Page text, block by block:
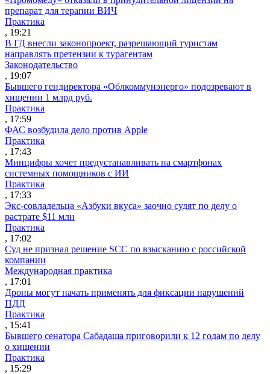
препарат для терапии ВИЧ
Практика
, 19:21
В ГД внесли законопроект, разрешающий туристам
направлять претензии к турагентам
Законодательство
, 19:07
Бывшего гендиректора «Облкоммунэнерго» подозревают в
хищении 1 млрд руб.
Практика
, 17:59
ФАС возбудила дело против Apple
Практика
, 17:43
Минцифры хочет предустанавливать на смартфонах
системных помощников с ИИ
Практика
, 17:33
Экс-совладельца «Азбуки вкуса» заочно судят по делу о
растрате $11 млн
Практика
, 17:02
Суд не признал решение SCC по взысканию с российской
компании
Международная практика
, 17:01
Дроны могут начать применять для фиксации нарушений
ПДД
Практика
, 15:41
Бывшего сенатора Сабадаша приговорили к 12 годам по делу
о хищении
Практика
, 15:29